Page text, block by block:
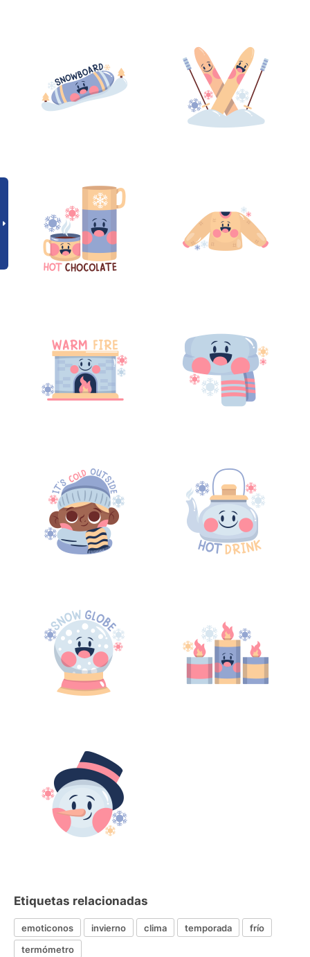
Etiquetas relacionadas
emoticonos invierno clima temporada
frío
termómetro